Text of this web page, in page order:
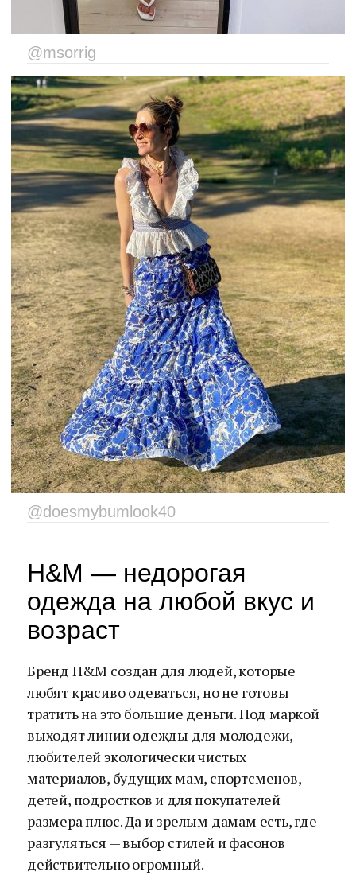
@msorrig
@doesmybumlook40
H&M — недорогая
одежда на любой вкус и
возраст
Бренд H&M создан для людей, которые
любят красиво одеваться, но не готовы
тратить на это большие деньги. Под маркой
выходят линии одежды для молодежи,
любителей экологически чистых
материалов, будущих мам, спортсменов,
детей, подростков и для покупателей
размера плюс. Да и зрелым дамам есть, где
разгуляться — выбор стилей и фасонов
действительно огромный.